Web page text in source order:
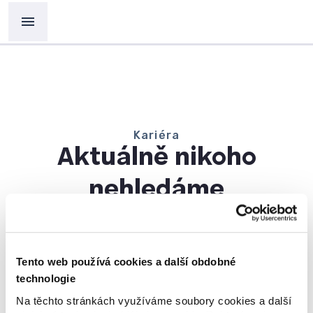
Tento web používá cookies a další obdobné
technologie
Na těchto stránkách využíváme soubory cookies a další
Kariéra
Aktuálně nikoho
nehledáme